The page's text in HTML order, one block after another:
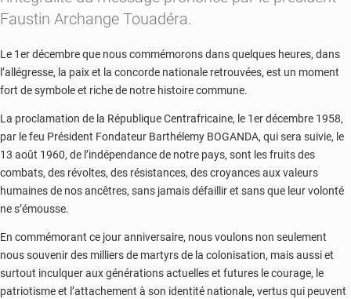
Faustin Archange Touadéra.
Le 1er décembre que nous commémorons dans quelques heures, dans
l’allégresse, la paix et la concorde nationale retrouvées, est un moment
fort de symbole et riche de notre histoire commune.
La proclamation de la République Centrafricaine, le 1er décembre 1958,
par le feu Président Fondateur Barthélemy BOGANDA, qui sera suivie, le
13 août 1960, de l’indépendance de notre pays, sont les fruits des
combats, des révoltes, des résistances, des croyances aux valeurs
humaines de nos ancêtres, sans jamais défaillir et sans que leur volonté
ne s’émousse.
En commémorant ce jour anniversaire, nous voulons non seulement
nous souvenir des milliers de martyrs de la colonisation, mais aussi et
surtout inculquer aux générations actuelles et futures le courage, le
patriotisme et l’attachement à son identité nationale, vertus qui peuvent